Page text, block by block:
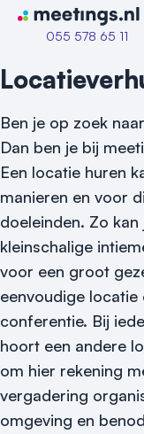
Naar home van
055 578 65 11
Vraag
Locatiegids
Ben je op zoek
Dan ben je bij
Een locatie huren
manieren en voor
doeleinden. Zo
kleinschalige
voor een groot
eenvoudige
conferentie. Bij
hoort een andere
om hier rekening
vergadering
omgeving en